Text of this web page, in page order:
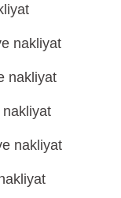
nakliyat
nakliyat
nakliyat